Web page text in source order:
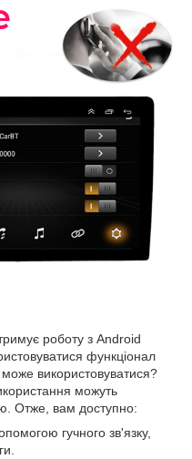
роботу з Android
функціонал
використовуватися?
можуть
Отже, вам доступно:
гучного зв'язку,